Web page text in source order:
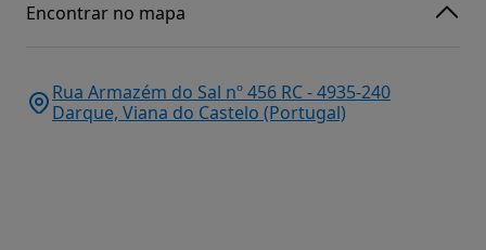
Encontrar no mapa
Rua Armazém do Sal nº 456 RC - 4935-240
Darque, Viana do Castelo (Portugal)